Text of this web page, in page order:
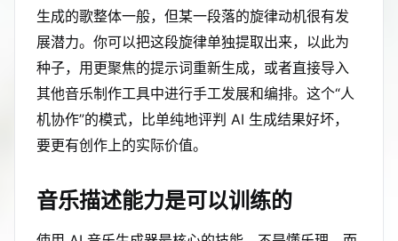
生成的歌整体一般，但某一段落的旋律动机很有发
展潜力。你可以把这段旋律单独提取出来，以此为
种子，用更聚焦的提示词重新生成，或者直接导入
其他音乐制作工具中进行手工发展和编排。这个“人
机协作”的模式，比单纯地评判 AI 生成结果好坏，
要更有创作上的实际价值。
音乐描述能力是可以训练的